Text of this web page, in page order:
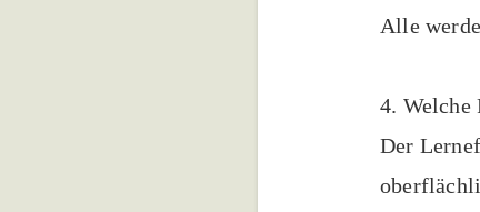
Alle
4. Welche
Der